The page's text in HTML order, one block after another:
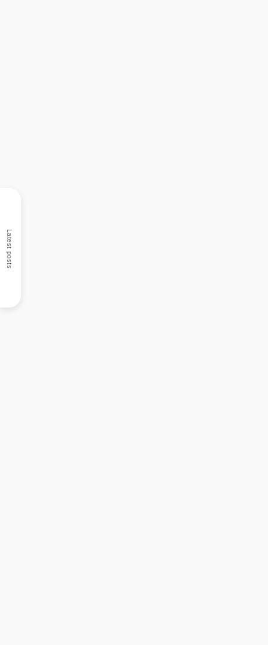
Latest posts